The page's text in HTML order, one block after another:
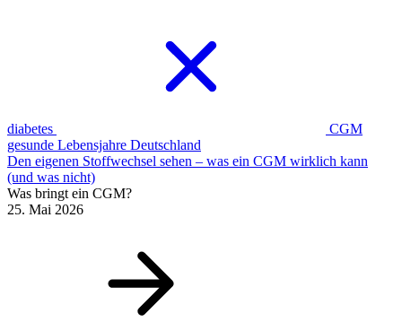
diabetes
CGM
gesunde Lebensjahre Deutschland
Den eigenen Stoffwechsel sehen – was ein CGM wirklich kann
(und was nicht)
Was bringt ein CGM?
25. Mai 2026